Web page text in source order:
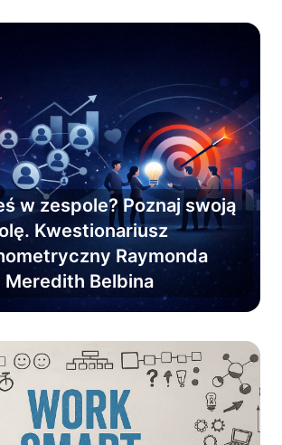
w zespole? Poznaj swoją
Kwestionariusz
Raymonda
Meredith Belbina
role zespołowe i osiągnij
w zarządzaniu
efektywnym zespołem.